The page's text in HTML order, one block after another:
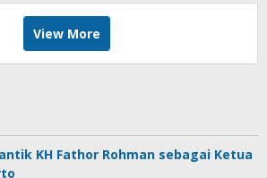
View More
KH Fathor Rohman sebagai Ketua